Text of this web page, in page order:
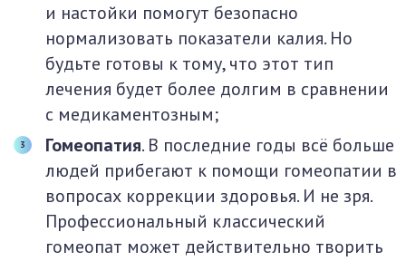
и настойки помогут безопасно
нормализовать показатели калия. Но
будьте готовы к тому, что этот тип
лечения будет более долгим в сравнении
с медикаментозным;
Гомеопатия. В последние годы всё больше
людей прибегают к помощи гомеопатии в
вопросах коррекции здоровья. И не зря.
Профессиональный классический
гомеопат может действительно творить